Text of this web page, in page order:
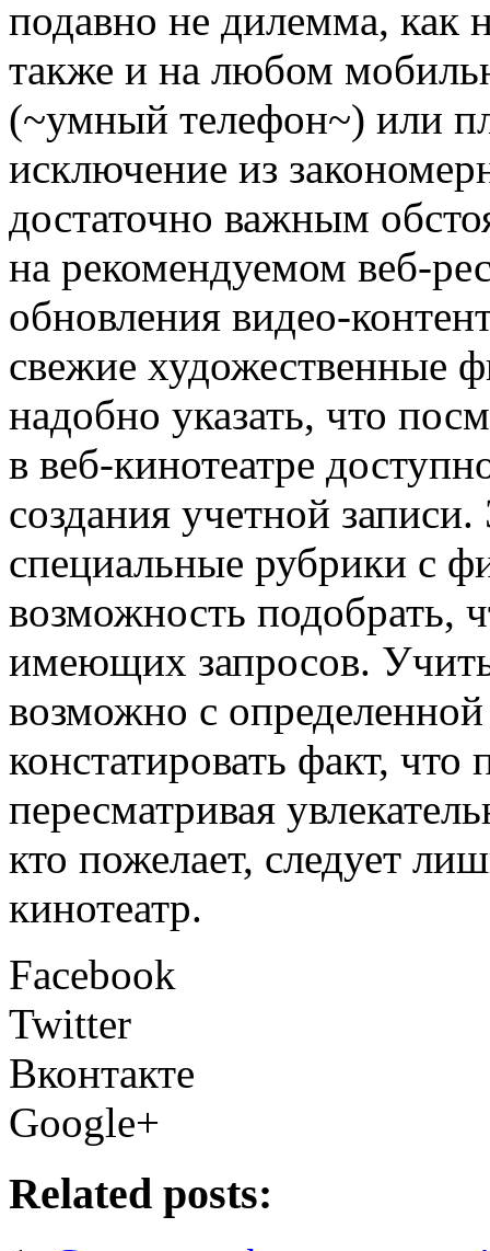
подавно не дилемма, как
также и на любом
(~умный телефон~) или
исключение из
достаточно важным
на рекомендуемом веб-
обновления видео-
свежие художественные
надобно указать, что
в веб-кинотеатре
создания учетной
специальные рубрики с
возможность подобрать,
имеющих запросов.
возможно с
констатировать факт, что
пересматривая
кто пожелает, следует
кинотеатр.
Facebook
Twitter
Вконтакте
Google+
Related posts: